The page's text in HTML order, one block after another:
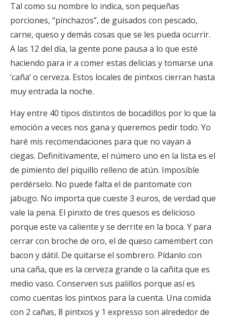
Tal como su nombre lo indica, son pequeñas
porciones, “pinchazos”, de guisados con pescado,
carne, queso y demás cosas que se les pueda ocurrir.
A las 12 del día, la gente pone pausa a lo que esté
haciendo para ir a comer estas delicias y tomarse una
‘caña’ o cerveza. Estos locales de pintxos cierran hasta
muy entrada la noche.
Hay entre 40 tipos distintos de bocadillos por lo que la
emoción a veces nos gana y queremos pedir todo. Yo
haré mis recomendaciones para que no vayan a
ciegas. Definitivamente, el número uno en la lista es el
de pimiento del piquillo relleno de atún. Imposible
perdérselo. No puede falta el de pantomate con
jabugo. No importa que cueste 3 euros, de verdad que
vale la pena. El pinxto de tres quesos es delicioso
porque este va caliente y se derrite en la boca. Y para
cerrar con broche de oro, el de queso camembert con
bacon y dátil. De quitarse el sombrero. Pídanlo con
una caña, que es la cerveza grande o la cañita que es
medio vaso. Conserven sus palillos porque así es
como cuentas los pintxos para la cuenta. Una comida
con 2 cañas, 8 pintxos y 1 expresso son alrededor de